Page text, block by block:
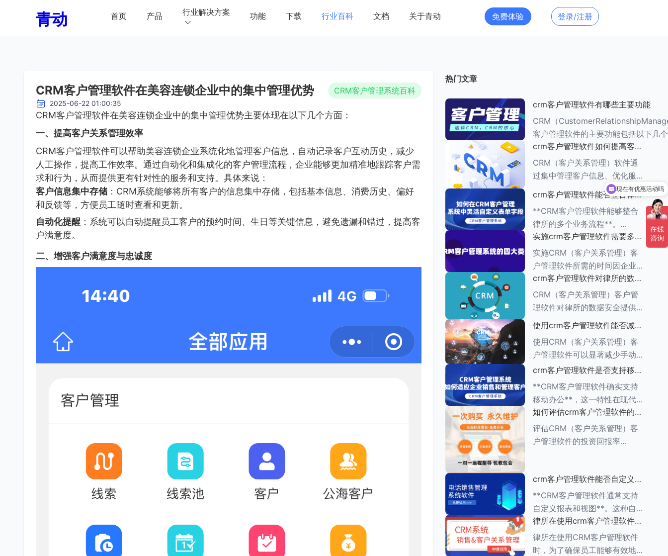
青动 首页 产品 行业解决方案 功能 下载 行业百科 文档 关于青动 免费体验 登录/注册
CRM客户管理软件在美容连锁企业中的集中管理优势 CRM客户管理系统百科
2025-06-22 01:00:35
CRM客户管理软件在美容连锁企业中的集中管理优势主要体现在以下几个方面：
一、提高客户关系管理效率
CRM客户管理软件可以帮助美容连锁企业系统化地管理客户信息，自动记录客户互动历史，减少
人工操作，提高工作效率。通过自动化和集成化的客户管理流程，企业能够更加精准地跟踪客户需
求和行为，从而提供更有针对性的服务和支持。具体来说：
客户信息集中存储 ：CRM系统能够将所有客户的信息集中存储，包括基本信息、消费历史、偏好
和反馈等，方便员工随时查看和更新。
自动化提醒 ：系统可以自动提醒员工客户的预约时间、生日等关键信息，避免遗漏和错过，提高客
户满意度。
二、增强客户满意度与忠诚度
热门文章
crm客户管理软件有哪些主要功能
CRM（
客户管理软件的主要功能包括以下几
###一、客户信息管理 CRM系统的核心功能是
客户信息管理
crm客户管理软件如何提高客户
满意度
CRM（客户关系管理）软件通
过集中管理客户信息、优化服务
流程、提供个性化服务等多种方
式，能够有效提高客户满意度。
以下是一些具体的方法： ###
一、集中管理客户信息 CRM软
件
crm客户管理软件能否整合律所
的多个业务流程
**CRM客户管理软件能够整合
律所的多个业务流程**。
CRM（客户关系管理）管理软
件的功能多种多样，旨在帮助企
业有效管理与客户之间的互动，
增强客户满意度，提升销售业
绩。以下是对CR
实施crm客户管理软件需要多长
时间
实施CRM（客户关系管理）客
户管理软件所需的时间因企业的
具体需求、系统复杂程度、企业
规模以及资源分配情况而异。一
般来说，整个实施周期可以分为
也有所不同。
crm客户管理软件对律所的数据
安全有何保障措施
CRM（客户关系管理）客户管
理软件对律所的数据安全提供了
一系列保障措施，这些措施旨在
和可用性。以下是一些关键的保
障措施： ###数据加密与存储
安全
使用crm客户管理软件能否减少
手动输入数据的工作量
使用CRM（客户关系管理）客
户管理软件可以显著减少手动输
入数据的工作量，原因如下：
1.**自动化数据收集**： -CRM
系统通常具有自动化数据捕获功
能，能够从多个来源
crm客户管理软件是否支持移动
办公
**CRM客户管理软件确实支持
移动办公**，这一特性在现代企
业管理中具有重要意义。以下是
对CRM客户管理软件支持移动
办公的详细阐述： ###一、移
如何评估crm客户管理软件的投
资回报率
评估CRM（客户关系管理）客
户管理软件的投资回报率
实施前后企业多个方面的比较和
分析。以下是一个详细的评估步
骤： ###
crm客户管理软件能否自定义报
表和视图
**CRM客户管理软件通常支持
自定义报表和视图**。这种自定
义功能使得企业能够根据自身的
业务需求，灵活调整和优化
CRM系统的数据展示方式，从
律所在使用crm客户管理软件
时，员工需要接受哪些培训
律所在使用CRM客户管理软件
时，为了确保员工能够有效地利
可以介绍下你们的产品么
现在有优惠活动吗